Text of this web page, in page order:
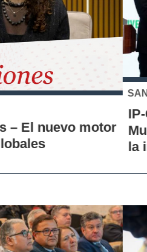
SANTO TOMÁS
IP-CFT Santo Tomás
Municipales firman
la innovación en los